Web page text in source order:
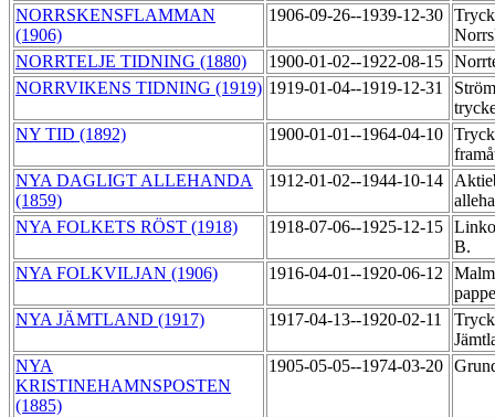
NORRSKENSFLAMMAN
(1906)
1906-09-26--1939-12-30
NORRTELJE TIDNING (1880)
1900-01-02--1922-08-15
NORRVIKENS TIDNING (1919) 1919-01-04--1919-12-31
NY TID (1892)
1900-01-01--1964-04-10
NYA DAGLIGT ALLEHANDA
(1859)
1912-01-02--1944-10-14
NYA FOLKETS RÖST (1918)
1918-07-06--1925-12-15
B.
NYA FOLKVILJAN (1906)
1916-04-01--1920-06-12
NYA JÄMTLAND (1917)
1917-04-13--1920-02-11
NYA
KRISTINEHAMNSPOSTEN
(1885)
1905-05-05--1974-03-20